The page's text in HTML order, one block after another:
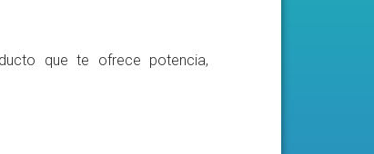
que te ofrece potencia,